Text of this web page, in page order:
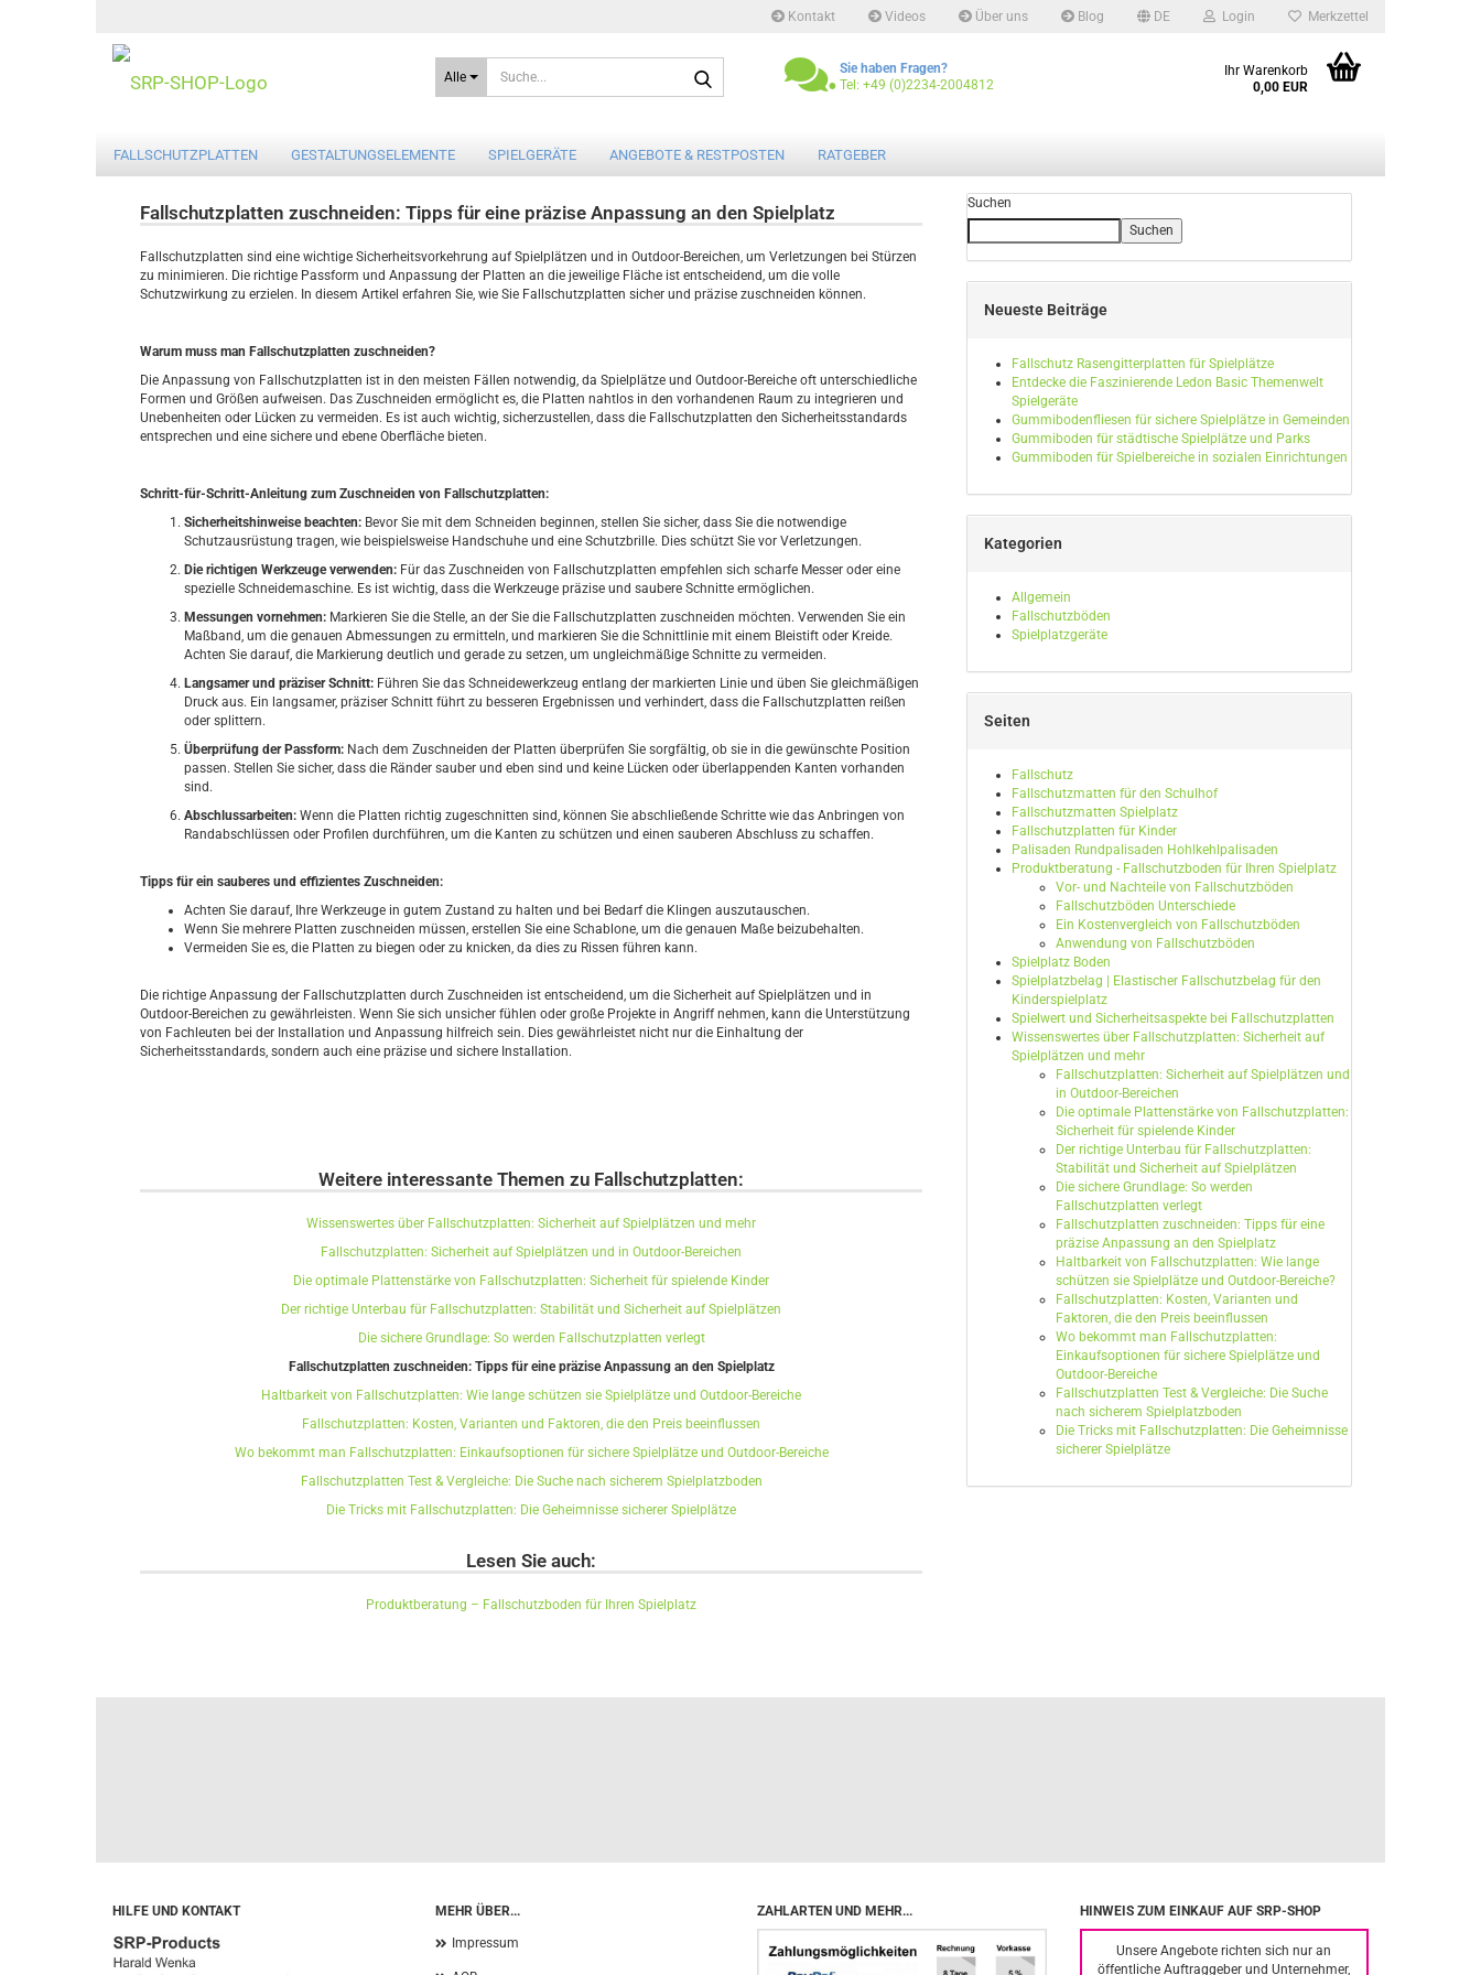
Kontakt Videos Über uns Blog DE
Sprache auswählen
Währung auswählen
Lieferland
Login
Konto erstellen
Merkzettel
Alle . Sie haben Fragen?
Tel: +49 (0)2234-2004812
Ihr Warenkorb
0,00 EUR
FALLSCHUTZPLATTEN GESTALTUNGSELEMENTE SPIELGERÄTE ANGEBOTE & RESTPOSTEN RATGEBER
Fallschutzplatten zuschneiden: Tipps für eine präzise Anpassung an den Spielplatz
Fallschutzplatten sind eine wichtige Sicherheitsvorkehrung auf Spielplätzen und in Outdoor-Bereichen, um Verletzungen bei Stürzen
zu minimieren. Die richtige Passform und Anpassung der Platten an die jeweilige Fläche ist entscheidend, um die volle
Schutzwirkung zu erzielen. In diesem Artikel erfahren Sie, wie Sie Fallschutzplatten sicher und präzise zuschneiden können.
Warum muss man Fallschutzplatten zuschneiden?
Die Anpassung von Fallschutzplatten ist in den meisten Fällen notwendig, da Spielplätze und Outdoor-Bereiche oft unterschiedliche
Formen und Größen aufweisen. Das Zuschneiden ermöglicht es, die Platten nahtlos in den vorhandenen Raum zu integrieren und
Unebenheiten oder Lücken zu vermeiden. Es ist auch wichtig, sicherzustellen, dass die Fallschutzplatten den Sicherheitsstandards
entsprechen und eine sichere und ebene Oberfläche bieten.
Schritt-für-Schritt-Anleitung zum Zuschneiden von Fallschutzplatten:
Sicherheitshinweise beachten: Bevor Sie mit dem Schneiden beginnen, stellen Sie sicher, dass Sie die notwendige
Schutzausrüstung tragen, wie beispielsweise Handschuhe und eine Schutzbrille. Dies schützt Sie vor Verletzungen.
Die richtigen Werkzeuge verwenden: Für das Zuschneiden von Fallschutzplatten empfehlen sich scharfe Messer oder eine
spezielle Schneidemaschine. Es ist wichtig, dass die Werkzeuge präzise und saubere Schnitte ermöglichen.
Messungen vornehmen: Markieren Sie die Stelle, an der Sie die Fallschutzplatten zuschneiden möchten. Verwenden Sie ein
Maßband, um die genauen Abmessungen zu ermitteln, und markieren Sie die Schnittlinie mit einem Bleistift oder Kreide.
Achten Sie darauf, die Markierung deutlich und gerade zu setzen, um ungleichmäßige Schnitte zu vermeiden.
Langsamer und präziser Schnitt: Führen Sie das Schneidewerkzeug entlang der markierten Linie und üben Sie gleichmäßigen
Druck aus. Ein langsamer, präziser Schnitt führt zu besseren Ergebnissen und verhindert, dass die Fallschutzplatten reißen
oder splittern.
Überprüfung der Passform: Nach dem Zuschneiden der Platten überprüfen Sie sorgfältig, ob sie in die gewünschte Position
passen. Stellen Sie sicher, dass die Ränder sauber und eben sind und keine Lücken oder überlappenden Kanten vorhanden
sind.
Abschlussarbeiten: Wenn die Platten richtig zugeschnitten sind, können Sie abschließende Schritte wie das Anbringen von
Randabschlüssen oder Profilen durchführen, um die Kanten zu schützen und einen sauberen Abschluss zu schaffen.
Tipps für ein sauberes und effizientes Zuschneiden:
Achten Sie darauf, Ihre Werkzeuge in gutem Zustand zu halten und bei Bedarf die Klingen auszutauschen.
Wenn Sie mehrere Platten zuschneiden müssen, erstellen Sie eine Schablone, um die genauen Maße beizubehalten.
Vermeiden Sie es, die Platten zu biegen oder zu knicken, da dies zu Rissen führen kann.
Die richtige Anpassung der Fallschutzplatten durch Zuschneiden ist entscheidend, um die Sicherheit auf Spielplätzen und in
Outdoor-Bereichen zu gewährleisten. Wenn Sie sich unsicher fühlen oder große Projekte in Angriff nehmen, kann die Unterstützung
von Fachleuten bei der Installation und Anpassung hilfreich sein. Dies gewährleistet nicht nur die Einhaltung der
Sicherheitsstandards, sondern auch eine präzise und sichere Installation.
Weitere interessante Themen zu Fallschutzplatten:
Wissenswertes über Fallschutzplatten: Sicherheit auf Spielplätzen und mehr
Fallschutzplatten: Sicherheit auf Spielplätzen und in Outdoor-Bereichen
Die optimale Plattenstärke von Fallschutzplatten: Sicherheit für spielende Kinder
Der richtige Unterbau für Fallschutzplatten: Stabilität und Sicherheit auf Spielplätzen
Die sichere Grundlage: So werden Fallschutzplatten verlegt
Fallschutzplatten zuschneiden: Tipps für eine präzise Anpassung an den Spielplatz
Haltbarkeit von Fallschutzplatten: Wie lange schützen sie Spielplätze und Outdoor-Bereiche
Fallschutzplatten: Kosten, Varianten und Faktoren, die den Preis beeinflussen
Wo bekommt man Fallschutzplatten: Einkaufsoptionen für sichere Spielplätze und Outdoor-Bereiche
Fallschutzplatten Test & Vergleiche: Die Suche nach sicherem Spielplatzboden
Die Tricks mit Fallschutzplatten: Die Geheimnisse sicherer Spielplätze
Lesen Sie auch:
Produktberatung – Fallschutzboden für Ihren Spielplatz
Suchen
Suchen
Neueste Beiträge
Fallschutz Rasengitterplatten für Spielplätze
Entdecke die Faszinierende Ledon Basic Themenwelt
Spielgeräte
Gummibodenfliesen für sichere Spielplätze in Gemeinden
Gummiboden für städtische Spielplätze und Parks
Gummiboden für Spielbereiche in sozialen Einrichtungen
Kategorien
Allgemein
Fallschutzböden
Spielplatzgeräte
Seiten
Fallschutz
Fallschutzmatten für den Schulhof
Fallschutzmatten Spielplatz
Fallschutzplatten für Kinder
Palisaden Rundpalisaden Hohlkehlpalisaden
Produktberatung - Fallschutzboden für Ihren Spielplatz
Vor- und Nachteile von Fallschutzböden
Fallschutzböden Unterschiede
Ein Kostenvergleich von Fallschutzböden
Anwendung von Fallschutzböden
Spielplatz Boden
Spielplatzbelag | Elastischer Fallschutzbelag für den
Kinderspielplatz
Spielwert und Sicherheitsaspekte bei Fallschutzplatten
Wissenswertes über Fallschutzplatten: Sicherheit auf
Spielplätzen und mehr
Fallschutzplatten: Sicherheit auf Spielplätzen und
in Outdoor-Bereichen
Die optimale Plattenstärke von Fallschutzplatten:
Sicherheit für spielende Kinder
Der richtige Unterbau für Fallschutzplatten:
Stabilität und Sicherheit auf Spielplätzen
Die sichere Grundlage: So werden
Fallschutzplatten verlegt
Fallschutzplatten zuschneiden: Tipps für eine
präzise Anpassung an den Spielplatz
Haltbarkeit von Fallschutzplatten: Wie lange
schützen sie Spielplätze und Outdoor-Bereiche?
Fallschutzplatten: Kosten, Varianten und
Faktoren, die den Preis beeinflussen
Wo bekommt man Fallschutzplatten:
Einkaufsoptionen für sichere Spielplätze und
Outdoor-Bereiche
Fallschutzplatten Test & Vergleiche: Die Suche
nach sicherem Spielplatzboden
Die Tricks mit Fallschutzplatten: Die Geheimnisse
sicherer Spielplätze
MEHR ÜBER...
Impressum
ZAHLARTEN UND MEHR... HINWEIS ZUM EINKAUF AUF SRP-SHOP
Unsere Angebote richten sich nur an
öffentliche Auftraggeber und Unternehmer,
HILFE UND KONTAKT